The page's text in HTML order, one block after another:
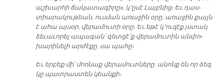
աշ­խար­հի ճա­կա­տա­գի­րը», կ՚ը­սէ Լայբ­նից։ Եւ դաս­
տիա­րա­կու­թեան, ուս­ման ա­ռա­ջին օ­րը, ա­ռա­ջին քայլն
է ա­հա այ­սօր, վե­րա­մու­տի օ­րը։ Եւ ե­թէ կ՚ու­զէք յստակ
ձե­ւա­ւո­րել ա­պա­գան՝ գետ­ցէ՛ք վե­րա­մու­տին ան­փո­
խա­րի­նե­լի ար­ժէ­քը, սա պա­հը։
Եւ եր­բեք մի՛ մոռ­նաք վե­րա­մուտ­նե­րը. ա­նոնք են որ ձեզ
կը պատ­րաս­տեն կեան­քի։